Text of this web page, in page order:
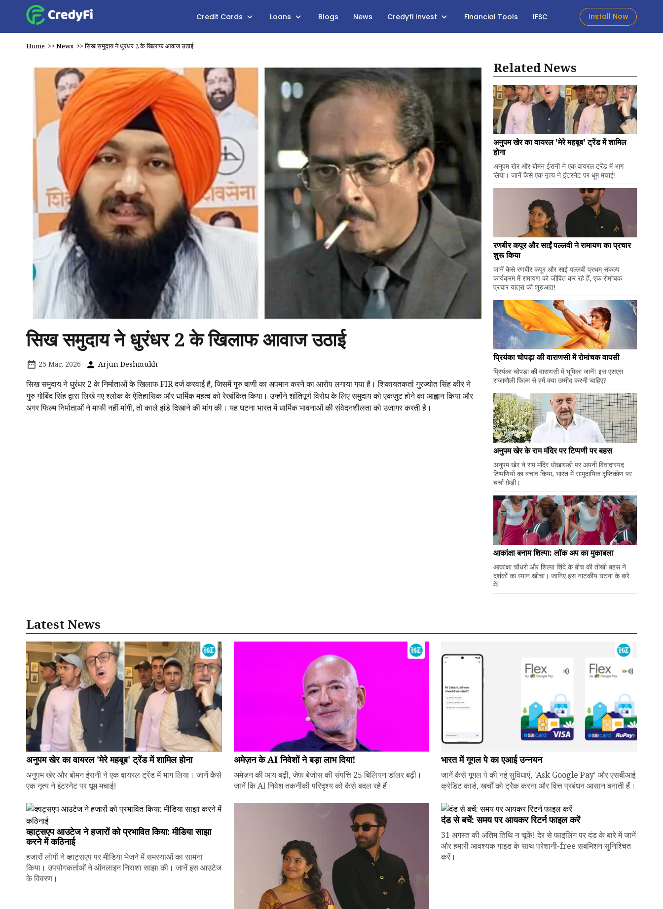
Credit Cards Loans Blogs News Credyfi Invest Financial Tools IFSC Install Now
Home >>News >>सिख समुदाय ने धुरंधर 2 के खिलाफ आवाज उठाई
सिख समुदाय ने धुरंधर 2 के खिलाफ आवाज उठाई
25 Mar, 2026 Arjun Deshmukh
सिख समुदाय ने धुरंधर 2 के निर्माताओं के खिलाफ FIR दर्ज करवाई है, जिसमें गुरु बाणी का अपमान करने का आरोप लगाया गया है। शिकायतकर्ता गुरज्योत सिंह कीर ने
गुरु गोबिंद सिंह द्वारा लिखे गए श्लोक के ऐतिहासिक और धार्मिक महत्व को रेखांकित किया। उन्होंने शांतिपूर्ण विरोध के लिए समुदाय को एकजुट होने का आह्वान किया और
अगर फिल्म निर्माताओं ने माफी नहीं मांगी, तो काले झंडे दिखाने की मांग की। यह घटना भारत में धार्मिक भावनाओं की संवेदनशीलता को उजागर करती है।
Related News
अनुपम खेर का वायरल 'मेरे महबूब' ट्रेंड में शामिल
होना
अनुपम खेर और बोमन ईरानी ने एक वायरल ट्रेंड में भाग
लिया। जानें कैसे एक नृत्य ने इंटरनेट पर धूम मचाई!
रणबीर कपूर और साईं पल्लवी ने रामायण का प्रचार
शुरू किया
जानें कैसे रणबीर कपूर और साईं पल्लवी प्रथम् संकल्प
कार्यक्रम में रामायण को जीवित कर रहे हैं, एक रोमांचक
प्रचार यात्रा की शुरुआत!
प्रियंका चोपड़ा की वाराणसी में रोमांचक वापसी
प्रियंका चोपड़ा की वाराणसी में भूमिका जानें! इस एसएस
राजामौली फिल्म से हमें क्या उम्मीद करनी चाहिए?
अनुपम खेर के राम मंदिर पर टिप्पणी पर बहस
अनुपम खेर ने राम मंदिर धोखाधड़ी पर अपनी विवादास्पद
टिप्पणियों का बचाव किया, भारत में सामुदायिक दृष्टिकोण पर
चर्चा छेड़ी।
आकांक्षा बनाम शिल्पा: लॉक अप का मुकाबला
आकांक्षा चौधरी और शिल्पा शिंदे के बीच की तीखी बहस ने
दर्शकों का ध्यान खींचा। जानिए इस नाटकीय घटना के बारे
में!
Latest News
अनुपम खेर का वायरल 'मेरे महबूब' ट्रेंड में शामिल होना
अनुपम खेर और बोमन ईरानी ने एक वायरल ट्रेंड में भाग लिया। जानें कैसे
एक नृत्य ने इंटरनेट पर धूम मचाई!
अमेज़न के AI निवेशों ने बड़ा लाभ दिया!
अमेज़न की आय बढ़ी, जेफ बेजोस की संपत्ति 25 बिलियन डॉलर बढ़ी।
जानें कि AI निवेश तकनीकी परिदृश्य को कैसे बदल रहे हैं।
भारत में गूगल पे का एआई उन्नयन
जानें कैसे गूगल पे की नई सुविधाएं, 'Ask Google Pay' और एसबीआई
क्रेडिट कार्ड, खर्चों को ट्रैक करना और वित्त प्रबंधन आसान बनाती हैं।
व्हाट्सएप आउटेज ने हजारों को प्रभावित किया: मीडिया साझा
करने में कठिनाई
हजारों लोगों ने व्हाट्सएप पर मीडिया भेजने में समस्याओं का सामना
किया। उपयोगकर्ताओं ने ऑनलाइन निराशा साझा की। जानें इस आउटेज
के विवरण।
दंड से बचें: समय पर आयकर रिटर्न फाइल करें
31 अगस्त की अंतिम तिथि न चूकें! देर से फाइलिंग पर दंड के बारे में जानें
और हमारी आवश्यक गाइड के साथ परेशानी-free सबमिशन सुनिश्चित
करें।